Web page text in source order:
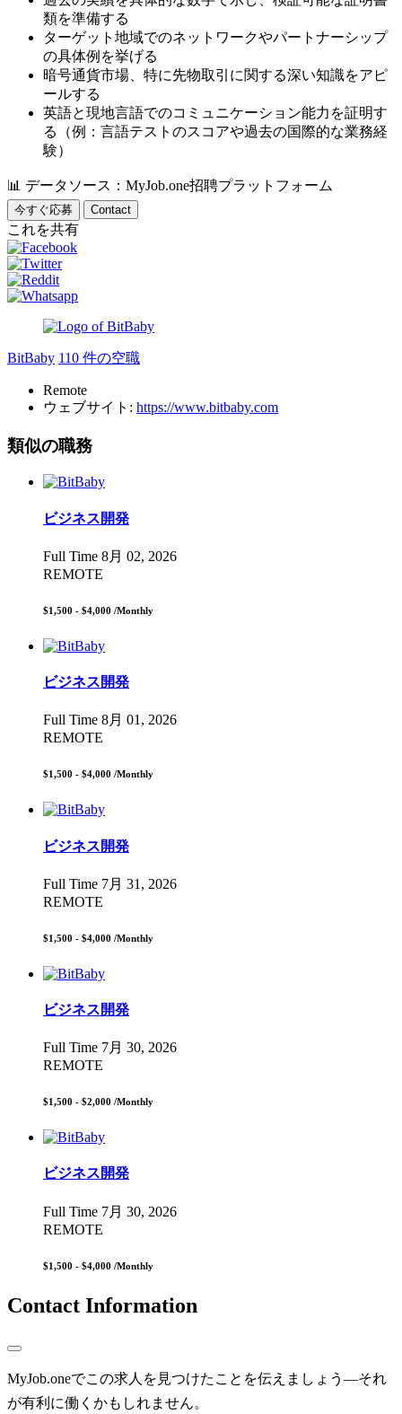
類を準備する
ターゲット地域でのネットワークやパートナーシップ
の具体例を挙げる
暗号通貨市場、特に先物取引に関する深い知識をアピ
ールする
英語と現地言語でのコミュニケーション能力を証明す
る（例：言語テストのスコアや過去の国際的な業務経
験）
📊 データソース：MyJob.one招聘プラットフォーム
今すぐ応募 Contact
これを共有
BitBaby 110 件の空職
Remote
ウェブサイト: https://www.bitbaby.com
類似の職務
ビジネス開発
Full Time 8月 02, 2026
REMOTE
$1,500 - $4,000 /Monthly
ビジネス開発
Full Time 8月 01, 2026
REMOTE
$1,500 - $4,000 /Monthly
ビジネス開発
Full Time 7月 31, 2026
REMOTE
$1,500 - $4,000 /Monthly
ビジネス開発
Full Time 7月 30, 2026
REMOTE
$1,500 - $2,000 /Monthly
ビジネス開発
Full Time 7月 30, 2026
REMOTE
$1,500 - $4,000 /Monthly
Contact Information
MyJob.oneでこの求人を見つけたことを伝えましょう—それ
が有利に働くかもしれません。